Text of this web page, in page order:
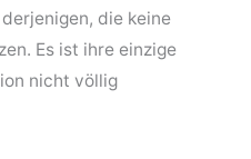
die keine
Es ist ihre einzige
nicht völlig